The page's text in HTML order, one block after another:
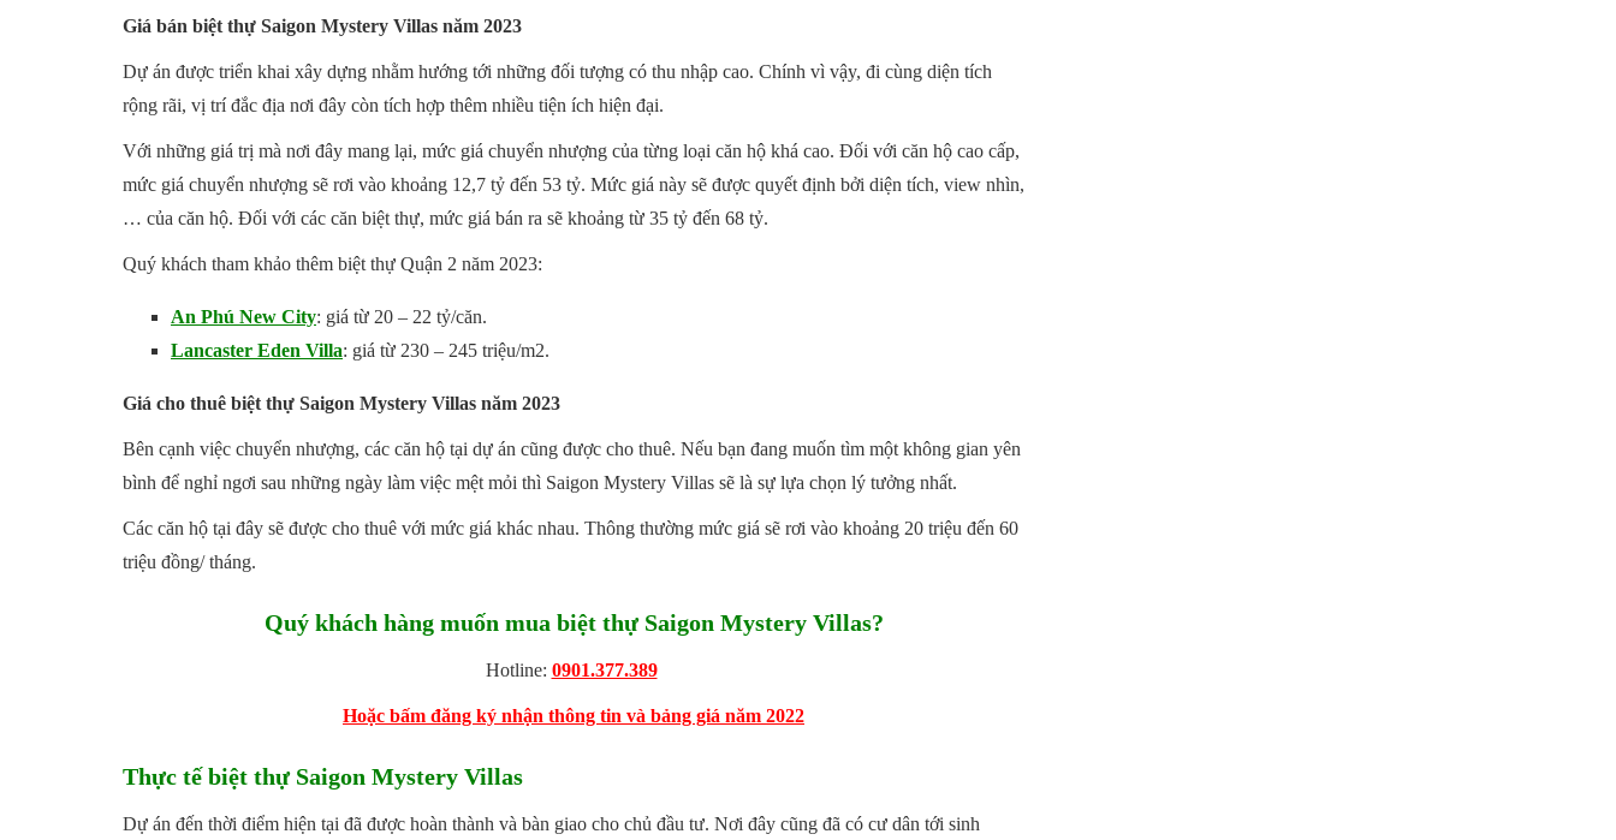
Giá bán biệt thự Saigon Mystery Villas năm 2023
Dự án được triển khai xây dựng nhằm hướng tới những đối tượng có thu nhập cao. Chính vì vậy, đi cùng diện tích
rộng rãi, vị trí đắc địa nơi đây còn tích hợp thêm nhiều tiện ích hiện đại.
Với những giá trị mà nơi đây mang lại, mức giá chuyển nhượng của từng loại căn hộ khá cao. Đối với căn hộ cao cấp,
mức giá chuyển nhượng sẽ rơi vào khoảng 12,7 tỷ đến 53 tỷ. Mức giá này sẽ được quyết định bởi diện tích, view nhìn,
… của căn hộ. Đối với các căn biệt thự, mức giá bán ra sẽ khoảng từ 35 tỷ đến 68 tỷ.
Quý khách tham khảo thêm biệt thự Quận 2 năm 2023:
An Phú New City: giá từ 20 – 22 tỷ/căn.
Lancaster Eden Villa: giá từ 230 – 245 triệu/m2.
Giá cho thuê biệt thự Saigon Mystery Villas năm 2023
Bên cạnh việc chuyển nhượng, các căn hộ tại dự án cũng được cho thuê. Nếu bạn đang muốn tìm một không gian yên
bình để nghỉ ngơi sau những ngày làm việc mệt mỏi thì Saigon Mystery Villas sẽ là sự lựa chọn lý tưởng nhất.
Các căn hộ tại đây sẽ được cho thuê với mức giá khác nhau. Thông thường mức giá sẽ rơi vào khoảng 20 triệu đến 60
triệu đồng/ tháng.
Quý khách hàng muốn mua biệt thự Saigon Mystery Villas?
Hotline: 0901.377.389
Hoặc bấm đăng ký nhận thông tin và bảng giá năm 2022
Thực tế biệt thự Saigon Mystery Villas
Dự án đến thời điểm hiện tại đã được hoàn thành và bàn giao cho chủ đầu tư. Nơi đây cũng đã có cư dân tới sinh